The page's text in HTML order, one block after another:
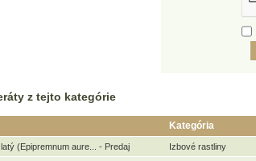
z tejto kategórie
Kategória
(Epipremnum aure... - Predaj Izbové rastliny